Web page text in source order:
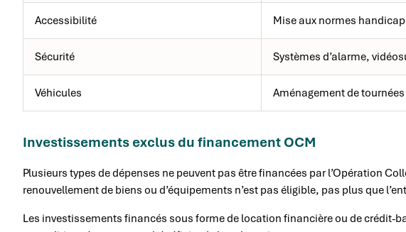
Accessibilité Mise aux normes
Sécurité Systèmes d’alarme,
Véhicules Aménagement de tournées
Investissements exclus du financement OCM
Plusieurs types de dépenses ne peuvent pas être financées par l’Opération
renouvellement de biens ou d’équipements n’est pas éligible, pas plus que
Les investissements financés sous forme de location financière ou de crédit-